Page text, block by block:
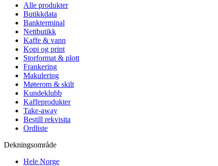
Alle produkter
Butikkdata
Bankterminal
Nettbutikk
Kaffe & vann
Kopi og print
Storformat & plott
Frankering
Makulering
Møterom & skilt
Kundeklubb
Kaffeprodukter
Take-away
Bestill rekvisita
Ordliste
Dekningsområde
Hele Norge